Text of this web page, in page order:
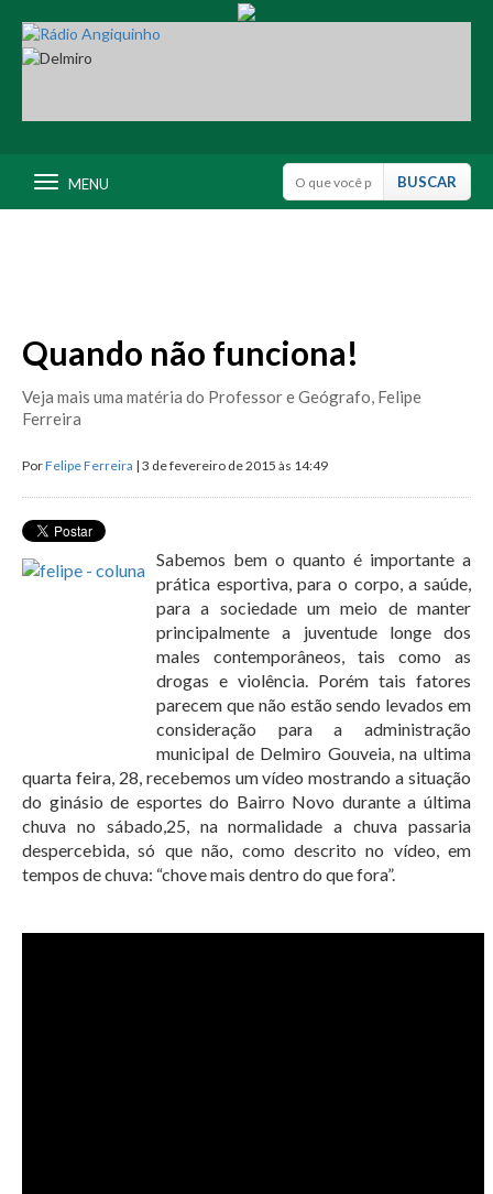
MENU
Quando não funciona!
Veja mais uma matéria do Professor e Geógrafo, Felipe
Ferreira
PorFelipe Ferreira | 3 de fevereiro de 2015 às 14:49
Sabemos bem o quanto é importante a
prática esportiva, para o corpo, a saúde,
para a sociedade um meio de manter
principalmente a juventude longe dos
males contemporâneos, tais como as
drogas e violência. Porém tais fatores
parecem que não estão sendo levados em
consideração para a administração
municipal de Delmiro Gouveia, na ultima
quarta feira, 28, recebemos um vídeo mostrando a situação
do ginásio de esportes do Bairro Novo durante a última
chuva no sábado,25, na normalidade a chuva passaria
despercebida, só que não, como descrito no vídeo, em
tempos de chuva: “chove mais dentro do que fora”.